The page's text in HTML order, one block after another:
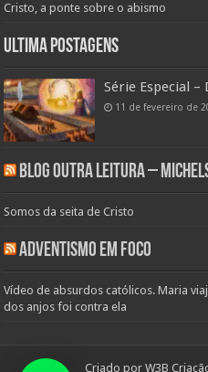
Cristo, a ponte sobre o abismo
Ultima Postagens
Série Especial
11 de fevereiro de
Blog Outra Leitura –
Somos da seita de Cristo
Adventismo em Foco
Vídeo de absurdos católicos. Maria
dos anjos foi contra ela
Criado por W3B